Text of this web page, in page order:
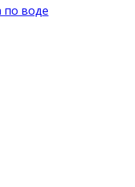
по воде